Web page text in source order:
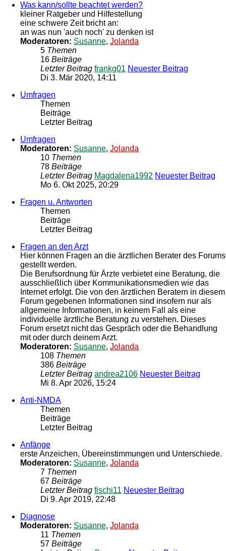
Was kann/sollte beachtet werden?
kleiner Ratgeber und Hilfestellung
eine schwere Zeit bricht an:
an was nun 'auch noch' zu denken ist
Moderatoren: Susanne, Jolanda
5 Themen
16 Beiträge
Letzter Beitrag frankg01 Neuester Beitrag
Di 3. Mär 2020, 14:11
Umfragen
Themen
Beiträge
Letzter Beitrag
Umfragen
Moderatoren: Susanne, Jolanda
10 Themen
78 Beiträge
Letzter Beitrag Magdalena1992 Neuester Beitrag
Mo 6. Okt 2025, 20:29
Fragen u. Antworten
Themen
Beiträge
Letzter Beitrag
Fragen an den Arzt
Hier können Fragen an die ärztlichen Berater des Forums
gestellt werden.
Die Berufsordnung für Ärzte verbietet eine Beratung, die
ausschließlich über Kommunikationsmedien wie das
Internet erfolgt. Die von den ärztlichen Beratern in diesem
Forum gegebenen Informationen sind insofern nur als
allgemeine Informationen, in keinem Fall als eine
individuelle ärztliche Beratung zu verstehen. Dieses
Forum ersetzt nicht das Gespräch oder die Behandlung
mit oder durch deinem Arzt.
Moderatoren: Susanne, Jolanda
108 Themen
386 Beiträge
Letzter Beitrag andrea2106 Neuester Beitrag
Mi 8. Apr 2026, 15:24
Anti-NMDA
Themen
Beiträge
Letzter Beitrag
Anfänge
erste Anzeichen, Übereinstimmungen und Unterschiede.
Moderatoren: Susanne, Jolanda
7 Themen
67 Beiträge
Letzter Beitrag fischi11 Neuester Beitrag
Di 9. Apr 2019, 22:48
Diagnose
Moderatoren: Susanne, Jolanda
11 Themen
57 Beiträge